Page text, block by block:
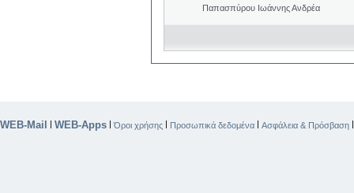
Παπασπύρου Ιωάννης Ανδρέα
WEB-Mail | WEB-Apps |Όροι χρήσης | Προσωπικά δεδομένα | Ασφάλεια & Πρόσβαση